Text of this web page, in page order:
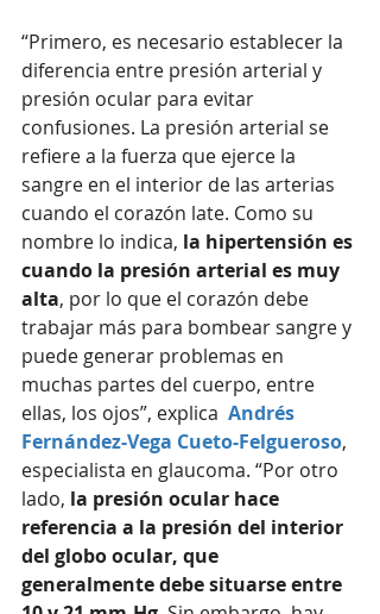
“Primero, es necesario establecer la
diferencia entre presión arterial y
presión ocular para evitar
confusiones. La presión arterial se
refiere a la fuerza que ejerce la
sangre en el interior de las arterias
cuando el corazón late. Como su
nombre lo indica, la hipertensión es
cuando la presión arterial es muy
alta, por lo que el corazón debe
trabajar más para bombear sangre y
puede generar problemas en
muchas partes del cuerpo, entre
ellas, los ojos”, explica Andrés
Fernández-Vega Cueto-Felgueroso,
especialista en glaucoma. “Por otro
lado, la presión ocular hace
referencia a la presión del interior
del globo ocular, que
generalmente debe situarse entre